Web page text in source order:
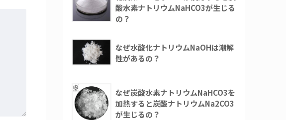
酸水素ナトリウムNaHCO3が生じる
の？
なぜ水酸化ナトリウムNaOHは潮解
性があるの？
なぜ炭酸水素ナトリウムNaHCO3を
加熱すると炭酸ナトリウムNa2CO3
が生じるの？